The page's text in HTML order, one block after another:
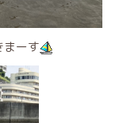
まーす